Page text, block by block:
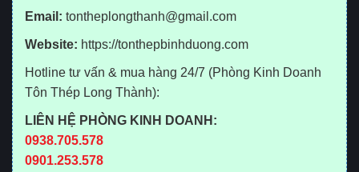
Email: tontheplongthanh@gmail.com
Website: https://tonthepbinhduong.com
Hotline tư vấn & mua hàng 24/7 (Phòng Kinh Doanh
Tôn Thép Long Thành):
LIÊN HỆ PHÒNG KINH DOANH:
0938.705.578
0901.253.578